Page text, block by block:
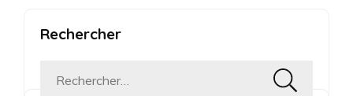
Rechercher
Rechercher :